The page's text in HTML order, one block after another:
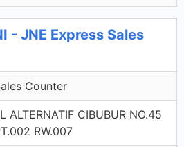
- JNE Express Sales
Counter
ALTERNATIF CIBUBUR NO.45
RW.007